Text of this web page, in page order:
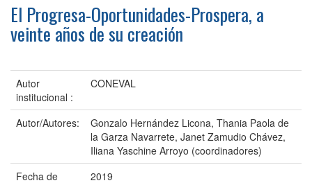
El Progresa-Oportunidades-Prospera, a
veinte años de su creación
Autor
institucional :
CONEVAL
Autor/Autores:
Gonzalo Hernández Licona, Thania Paola de
la Garza Navarrete, Janet Zamudio Chávez,
Iliana Yaschine Arroyo (coordinadores)
Fecha de
2019